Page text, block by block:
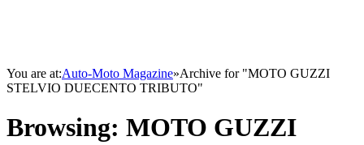
You are at:Auto-Moto Magazine»Archive for "MOTO GUZZI
STELVIO DUECENTO TRIBUTO"
Browsing: MOTO GUZZI